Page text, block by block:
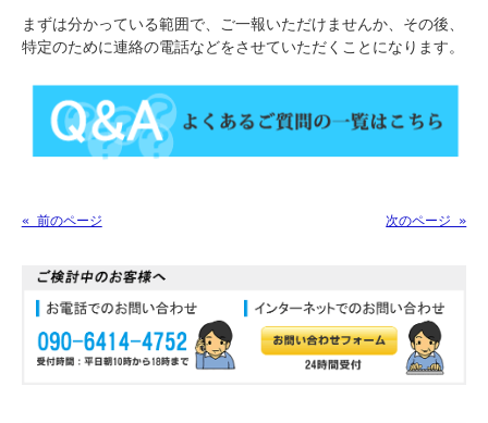
まずは分かっている範囲で、ご一報いただけませんか、その後、
特定のために連絡の電話などをさせていただくことになります。
« 前のページ 次のページ »